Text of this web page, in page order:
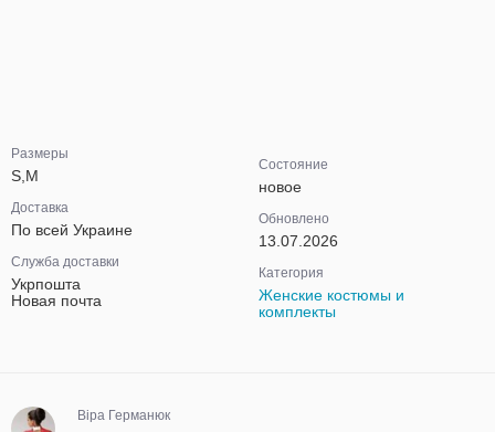
Размеры
S,M
Доставка
По всей Украине
Служба доставки
Укрпошта
Новая почта
Состояние
новое
Обновлено
13.07.2026
Категория
Женские костюмы и
комплекты
Віра Германюк